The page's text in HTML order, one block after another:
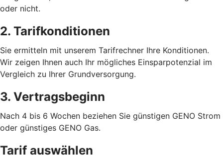
oder nicht.
2. Tarifkonditionen
Sie ermitteln mit unserem Tarifrechner Ihre Konditionen.
Wir zeigen Ihnen auch Ihr mögliches Einsparpotenzial im
Vergleich zu Ihrer Grundversorgung.
3. Vertragsbeginn
Nach 4 bis 6 Wochen beziehen Sie günstigen GENO Strom
oder günstiges GENO Gas.
Tarif auswählen